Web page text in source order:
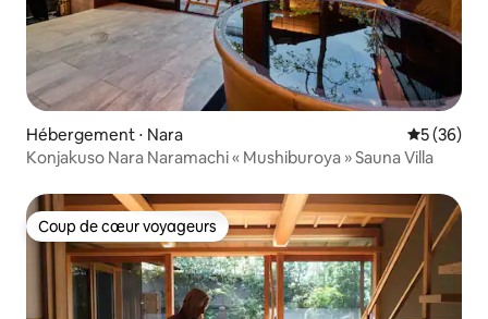
Hébergement ⋅ Nara
5 (36)
Konjakuso Nara Naramachi « Mushiburoya » Sauna Villa
Coup de cœur voyageurs
Coup de cœur voyageurs